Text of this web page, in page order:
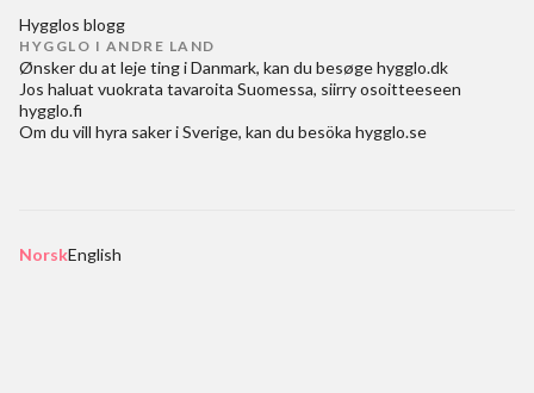
Hygglos blogg
HYGGLO I ANDRE LAND
Ønsker du at leje ting i Danmark, kan du besøgehygglo.dk
Jos haluat vuokrata tavaroita Suomessa, siirry osoitteeseen
hygglo.fi
Om du vill hyra saker i Sverige, kan du besöka hygglo.se
NorskEnglish